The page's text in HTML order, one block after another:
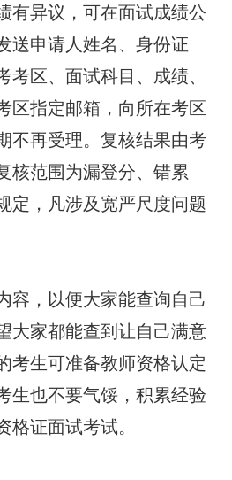
有异议，可在面试成绩公
送申请人姓名、身份证
考区、面试科目、成绩、
区指定邮箱，向所在考区
不再受理。复核结果由考
核范围为漏登分、错累
定，凡涉及宽严尺度问题
容，以便大家能查询自己
大家都能查到让自己满意
考生可准备教师资格认定
生也不要气馁，积累经验
格证面试考试。